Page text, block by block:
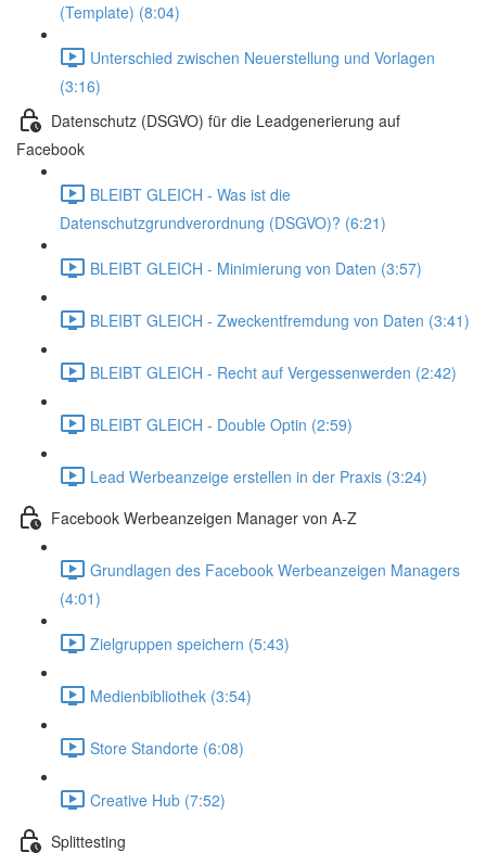
(Template) (8:04)
Unterschied zwischen Neuerstellung und Vorlagen
(3:16)
Datenschutz (DSGVO) für die Leadgenerierung auf
Facebook
BLEIBT GLEICH - Was ist die
Datenschutzgrundverordnung (DSGVO)? (6:21)
BLEIBT GLEICH - Minimierung von Daten (3:57)
BLEIBT GLEICH - Zweckentfremdung von Daten (3:41)
BLEIBT GLEICH - Recht auf Vergessenwerden (2:42)
BLEIBT GLEICH - Double Optin (2:59)
Lead Werbeanzeige erstellen in der Praxis (3:24)
Facebook Werbeanzeigen Manager von A-Z
Grundlagen des Facebook Werbeanzeigen Managers
(4:01)
Zielgruppen speichern (5:43)
Medienbibliothek (3:54)
Store Standorte (6:08)
Creative Hub (7:52)
Splittesting